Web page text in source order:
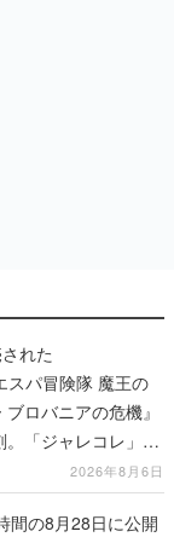
れた
スパ冒険隊 魔王の
ロバニアの危機』
「ジャレコレ」シ
2026年8月6日
間の8月28日に公開